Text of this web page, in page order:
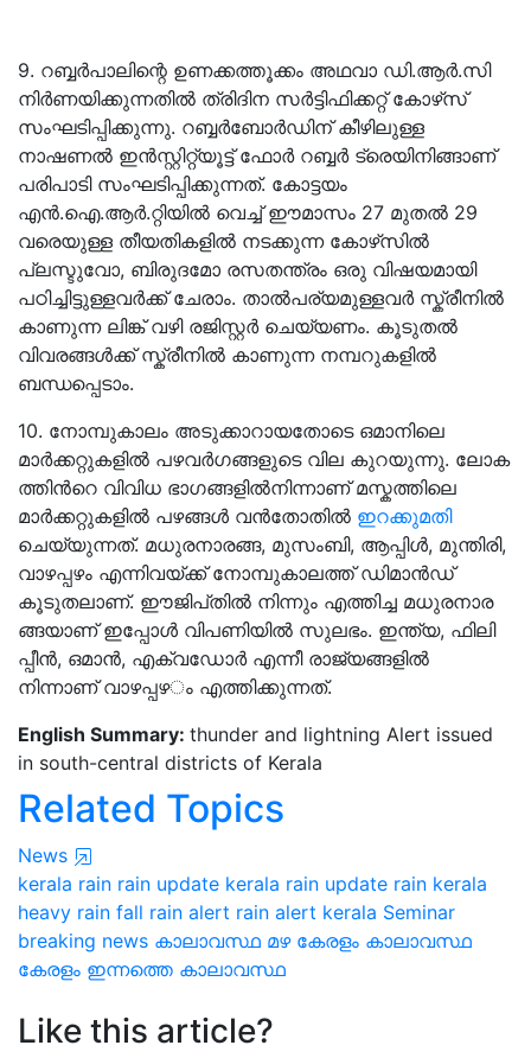
9. റബ്ബര്‍പാലിന്റെ ഉണക്കത്തൂക്കം അഥവാ ഡി.ആര്‍.സി
നിര്‍ണയിക്കുന്നതില്‍ ത്രിദിന സര്‍ട്ടിഫിക്കറ്റ് കോഴ്‌സ്
സംഘടിപ്പിക്കുന്നു. റബ്ബര്‍ബോര്‍ഡിന് കീഴിലുള്ള
നാഷണല്‍ ഇന്‍സ്റ്റിറ്റ്യൂട്ട് ഫോര്‍ റബ്ബര്‍ ട്രെയിനിങ്ങാണ്
പരിപാടി സംഘടിപ്പിക്കുന്നത്. കോട്ടയം
എന്‍.ഐ.ആര്‍.റ്റിയില്‍ വെച്ച് ഈമാസം 27 മുതല്‍ 29
വരെയുള്ള തീയതികളില്‍ നടക്കുന്ന കോഴ്‌സില്‍
പ്ലസ്ടുവോ, ബിരുദമോ രസതന്ത്രം ഒരു വിഷയമായി
പഠിച്ചിട്ടുള്ളവര്‍ക്ക് ചേരാം. താല്‍പര്യമുള്ളവർ സ്ക്രീനിൽ
കാണുന്ന ലിങ്ക് വഴി രജിസ്റ്റര്‍ ചെയ്യണം. കൂടുതല്‍
വിവരങ്ങള്‍ക്ക് സ്ക്രീനിൽ കാണുന്ന നമ്പറുകളിൽ
ബന്ധപ്പെടാം.
10. നോമ്പുകാലം അടുക്കാറായതോടെ ഒമാനിലെ
മാർക്കറ്റുകളിൽ പഴവർഗങ്ങളുടെ വില കുറയുന്നു. ലോ​ക​
ത്തി​ന്‍റെ വി​വി​ധ ഭാ​ഗ​ങ്ങ​ളി​ൽ​നി​ന്നാണ് മസ്കത്തിലെ
മാർക്കറ്റുകളിൽ പഴങ്ങൾ വൻതോതിൽ ഇറക്കുമതി
ചെയ്യുന്നത്. മ​ധു​ര​നാ​ര​ങ്ങ, മു​സം​ബി, ആ​പ്പി​ൾ, മു​ന്തി​രി,
വാ​ഴ​പ്പ​ഴം എ​ന്നി​വയ്ക്ക് നോമ്പുകാലത്ത് ഡിമാൻഡ്
കൂടുതലാണ്. ഈ​ജി​പ്​​തിൽ നിന്നും എത്തിച്ച മ​ധു​ര​നാ​ര​
ങ്ങ​യാ​ണ് ഇ​പ്പോ​ൾ വി​പ​ണി​യി​ൽ സുലഭം. ഇന്ത്യ, ഫി​ലി​
പ്പീ​ൻ, ഒ​മാ​ൻ, എ​ക്വ​ഡോ​ർ എന്നീ രാജ്യങ്ങളിൽ
നിന്നാണ് വാ​ഴ​പ്പ​ഴ​ം എത്തിക്കുന്നത്.
English Summary: thunder and lightning Alert issued
in south-central districts of Kerala
Related Topics
News
kerala rain rain update kerala rain update rain kerala
heavy rain fall rain alert rain alert kerala Seminar
breaking news കാലാവസ്ഥ മഴ കേരളം കാലാവസ്ഥ
കേരളം ഇന്നത്തെ കാലാവസ്ഥ
Like this article?